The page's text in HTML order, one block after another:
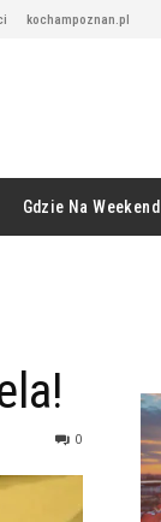
kochampoznan.pl
Gdzie Na Weekend
0